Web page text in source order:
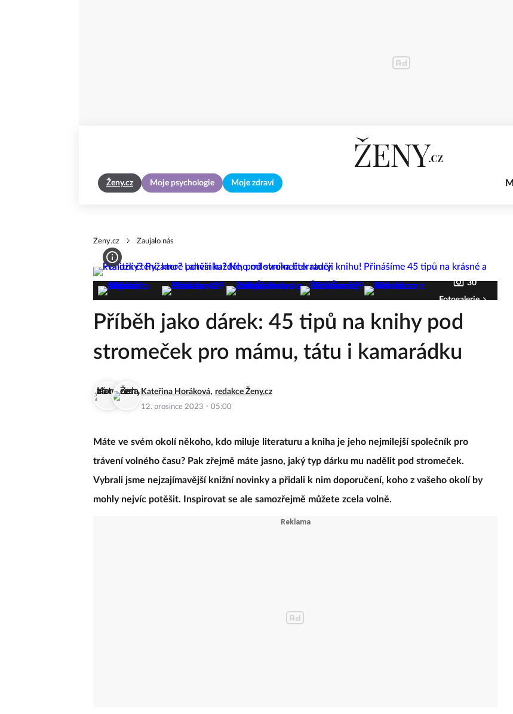
Ženy.cz Moje psychologie Moje zdraví
Zeny.cz Zaujalo nás
30
Fotogalerie
Příběh jako dárek: 45 tipů na knihy pod
stromeček pro mámu, tátu i kamarádku
Kateřina Horáková, redakce Ženy.cz
12. prosince 2023 · 05:00
Máte ve svém okolí někoho, kdo miluje literaturu a kniha je jeho nejmilejší společník pro
trávení volného času? Pak zřejmě máte jasno, jaký typ dárku mu nadělit pod stromeček.
Vybrali jsme nejzajímavější knižní novinky a přidali k nim doporučení, koho z vašeho okolí by
mohly nejvíc potěšit. Inspirovat se ale samozřejmě můžete zcela volně.